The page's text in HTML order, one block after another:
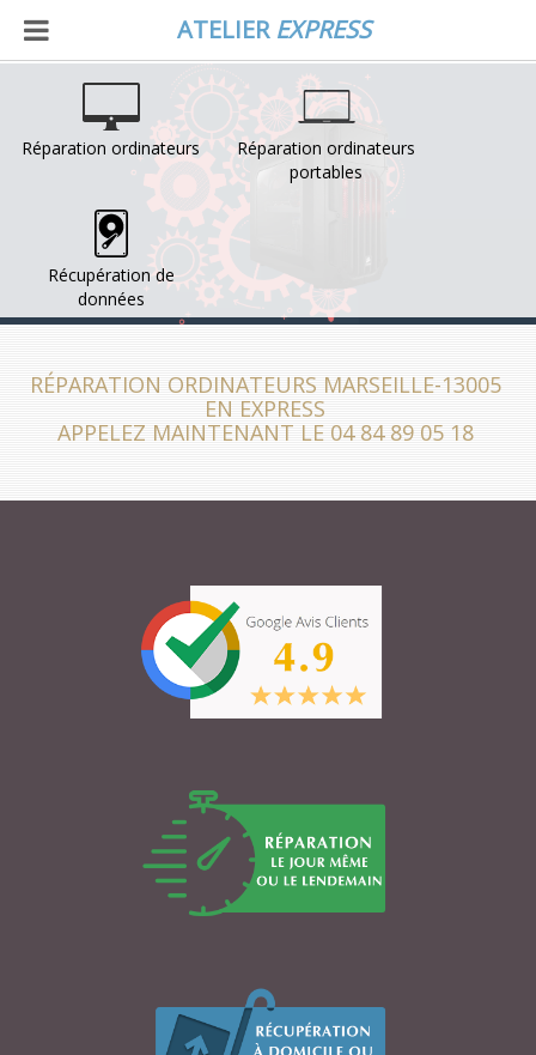
ATELIER EXPRESS
Réparation ordinateurs
Réparation ordinateurs
portables
Récupération de
données
RÉPARATION ORDINATEURS MARSEILLE-13005
EN EXPRESS
APPELEZ MAINTENANT LE 04 84 89 05 18